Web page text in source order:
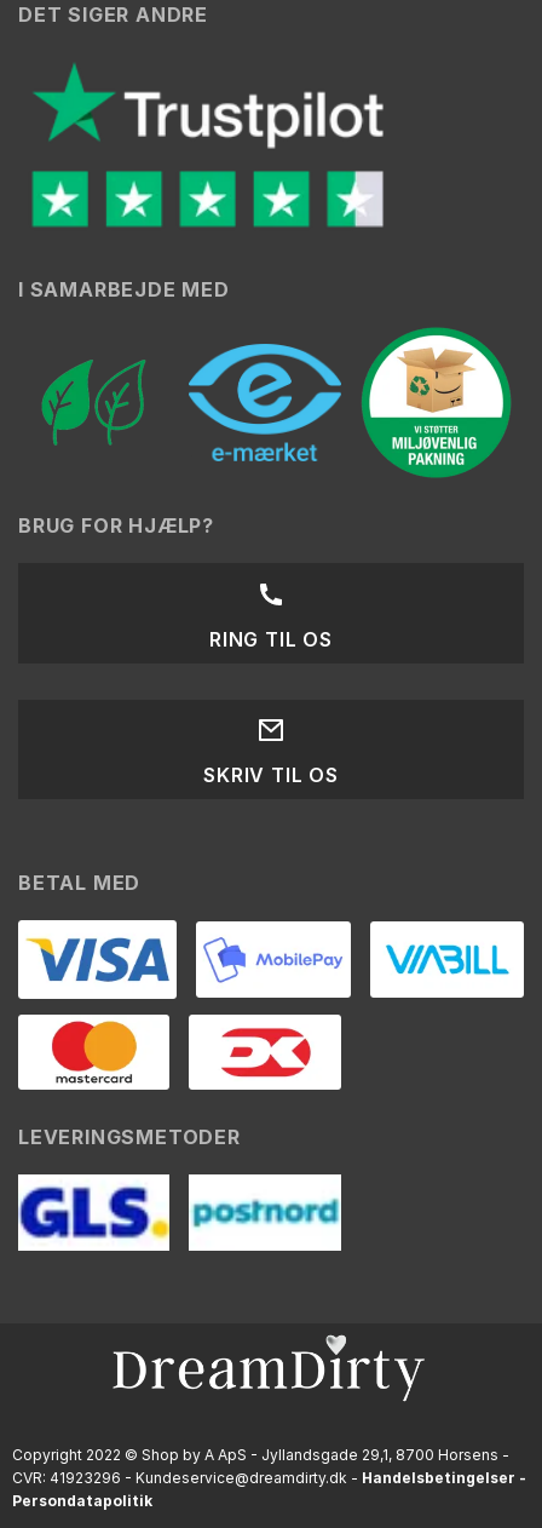
DET SIGER ANDRE
I SAMARBEJDE MED
BRUG FOR HJÆLP?
RING TIL OS
SKRIV TIL OS
BETAL MED
LEVERINGSMETODER
Copyright 2022 © Shop by A ApS - Jyllandsgade 29,1, 8700 Horsens -
CVR: 41923296 - Kundeservice@dreamdirty.dk - Handelsbetingelser -
Persondatapolitik